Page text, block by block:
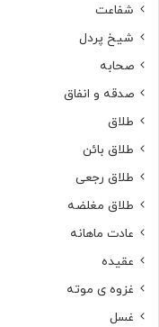
شفاعت
شیخ پردل
صحابه
صدقه و انفاق
طلاق
طلاق بائن
طلاق رجعی
طلاق مغلضه
عادت ماهانه
عقیده
غزوه ی موته
غسل